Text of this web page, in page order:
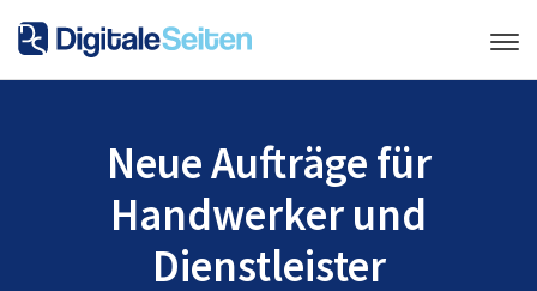
Neue Aufträge für
Handwerker und
Dienstleister